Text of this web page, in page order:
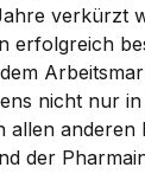
verkürzt
erfolgreich
nicht nur
allen anderen
der